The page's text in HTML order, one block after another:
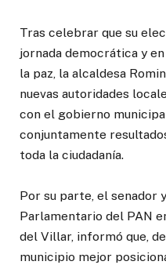
Tras celebrar que su
jornada democrática y
la paz, la alcaldesa
nuevas autoridades
con el gobierno
conjuntamente
toda la ciudadanía.
Por su parte, el senador
Parlamentario del PAN
del Villar, informó que,
municipio mejor